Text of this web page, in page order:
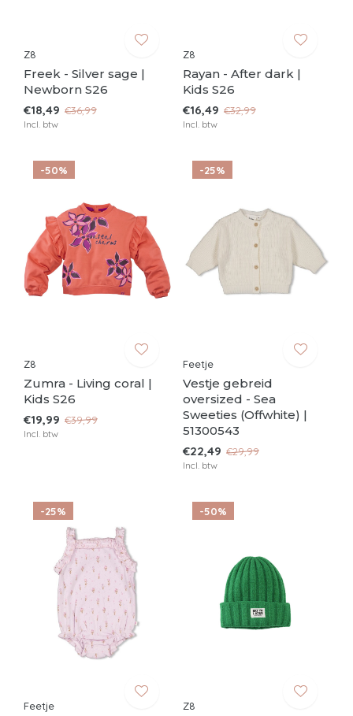
Z8
Freek - Silver sage |
Newborn S26
€18,49 €36,99
Incl. btw
Z8
Rayan - After dark |
Kids S26
€16,49 €32,99
Incl. btw
-50%
Z8
Zumra - Living coral |
Kids S26
€19,99 €39,99
Incl. btw
-25%
Feetje
Vestje gebreid
oversized - Sea
Sweeties (Offwhite) |
51300543
€22,49 €29,99
Incl. btw
-25%
Feetje
-50%
Z8